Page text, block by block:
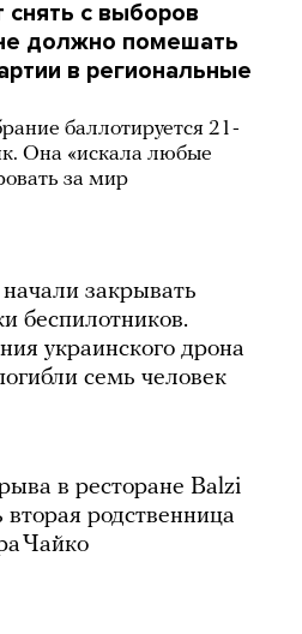
с выборов
должно помешать
в региональные
баллотируется 21-
Она «искала любые
за мир
закрывать
беспилотников.
украинского дрона
семь человек
в ресторане Balzi
родственница
Чайко